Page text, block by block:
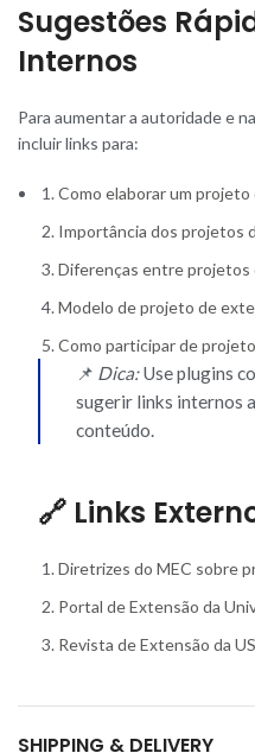
Sugestões
Internos
Para aumentar a autoridade e
incluir links para:
Como elaborar um
Importância dos projetos
Diferenças entre projetos
Modelo de projeto de
Como participar de
📌 Dica:Use plugins
sugerir links internos
conteúdo.
🔗 Links
Diretrizes do MEC sobre
Portal de Extensão da
Revista de Extensão da
SHIPPING & DELIVERY